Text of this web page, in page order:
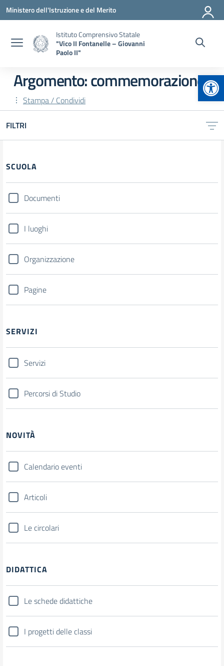
Vai ai contenuti
Vai al menu di navigazione
Vai al footer
Ministero dell'Istruzione e del Merito
Istituto Comprensivo Statale
"Vico II Fontanelle – Giovanni
Paolo II"
Argomento: commemorazione
Stampa / Condividi
FILTRI
Filtri
SCUOLA
Documenti
I luoghi
Organizzazione
Pagine
SERVIZI
Servizi
Percorsi di Studio
NOVITÀ
Calendario eventi
Articoli
Le circolari
DIDATTICA
Le schede didattiche
I progetti delle classi